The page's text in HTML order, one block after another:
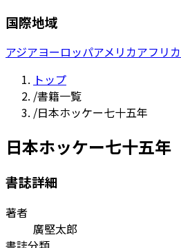
国際地域
アジアヨーロッパアメリカアフリカ
トップ
/書籍一覧
/日本ホッケー七十五年
日本ホッケー七十五年
書誌詳細
著者
廣堅太郎